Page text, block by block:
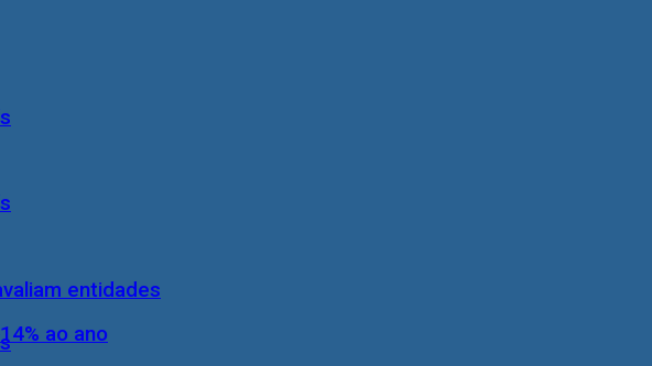
entidades
ao ano